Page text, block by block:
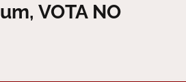
VOTA NO